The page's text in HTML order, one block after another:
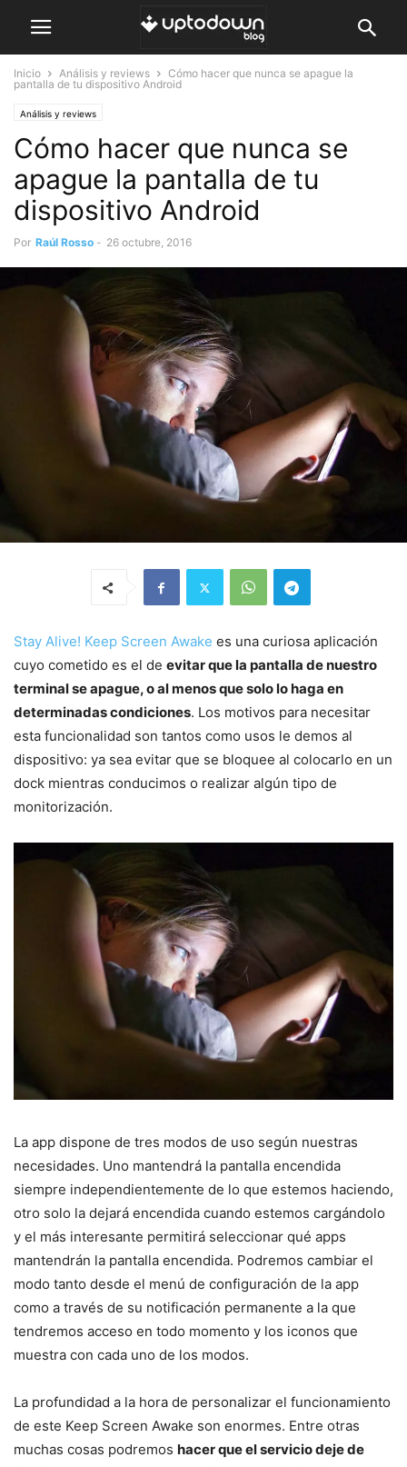
Inicio Análisis y reviews
Cómo hacer que nunca se apague la
pantalla de tu dispositivo Android
Análisis y reviews
Cómo hacer que nunca se
apague la pantalla de tu
dispositivo Android
Por Raúl Rosso - 26 octubre, 2016
Stay Alive! Keep Screen Awake es una curiosa aplicación
cuyo cometido es el de evitar que la pantalla de nuestro
terminal se apague, o al menos que solo lo haga en
determinadas condiciones. Los motivos para necesitar
esta funcionalidad son tantos como usos le demos al
dispositivo: ya sea evitar que se bloquee al colocarlo en un
dock mientras conducimos o realizar algún tipo de
monitorización.
La app dispone de tres modos de uso según nuestras
necesidades. Uno mantendrá la pantalla encendida
siempre independientemente de lo que estemos haciendo,
otro solo la dejará encendida cuando estemos cargándolo
y el más interesante permitirá seleccionar qué apps
mantendrán la pantalla encendida. Podremos cambiar el
modo tanto desde el menú de configuración de la app
como a través de su notificación permanente a la que
tendremos acceso en todo momento y los iconos que
muestra con cada uno de los modos.
La profundidad a la hora de personalizar el funcionamiento
de este Keep Screen Awake son enormes. Entre otras
muchas cosas podremos hacer que el servicio deje de